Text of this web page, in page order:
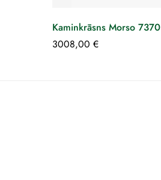
Kaminkrāsns Morso 7370
3008,00 €